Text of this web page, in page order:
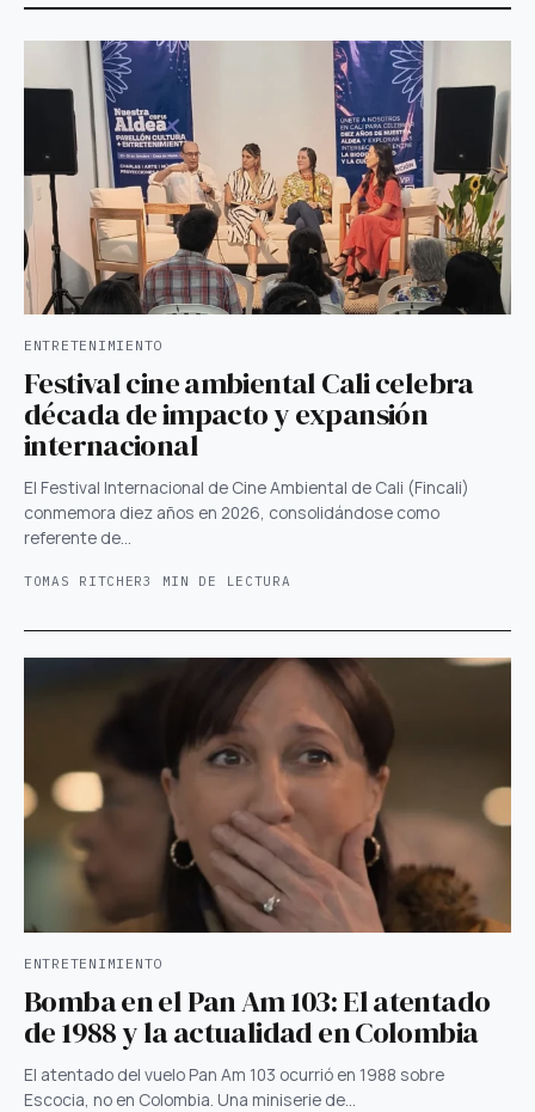
ENTRETENIMIENTO
Festival cine ambiental Cali celebra
década de impacto y expansión
internacional
El Festival Internacional de Cine Ambiental de Cali (Fincali)
conmemora diez años en 2026, consolidándose como
referente de…
TOMAS RITCHER3 MIN DE LECTURA
ENTRETENIMIENTO
Bomba en el Pan Am 103: El atentado
de 1988 y la actualidad en Colombia
El atentado del vuelo Pan Am 103 ocurrió en 1988 sobre
Escocia, no en Colombia. Una miniserie de…